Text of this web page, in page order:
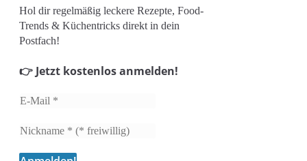
Hol dir regelmäßig leckere Rezepte, Food-
Trends & Küchentricks direkt in dein
Postfach!
👉 Jetzt kostenlos anmelden!